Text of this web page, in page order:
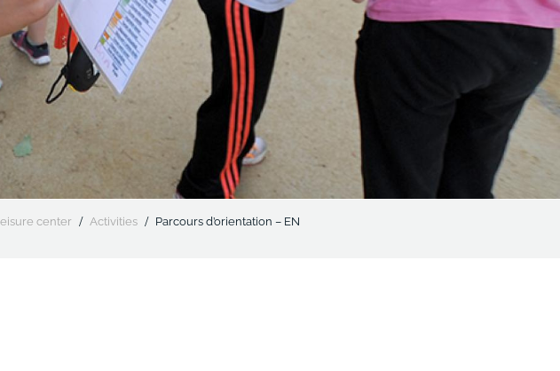
center Activities Parcours d’orientation – EN